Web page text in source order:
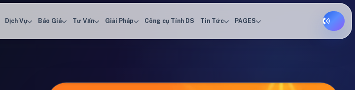
Dịch Vụ Báo Giá Tư Vấn Giải Pháp Công cụ Tính DS Tin Tức PAGES